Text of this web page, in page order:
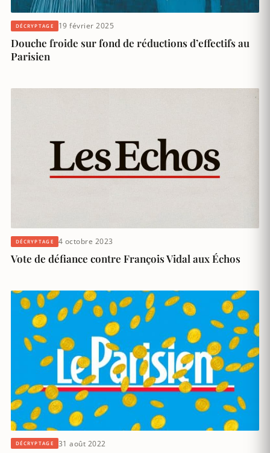
DÉCRYPTAGE 19 février 2025
Douche froide sur fond de réductions d’effectifs au
Parisien
DÉCRYPTAGE 4 octobre 2023
Vote de défiance contre François Vidal aux Échos
DÉCRYPTAGE 31 août 2022